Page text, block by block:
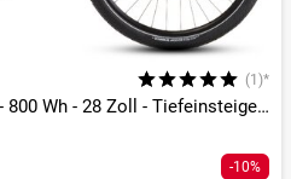
(1)*
Kathmandu Hybrid ONE 800 - 800 Wh - 28 Zoll - Tiefeinsteiger - 2026
-10%